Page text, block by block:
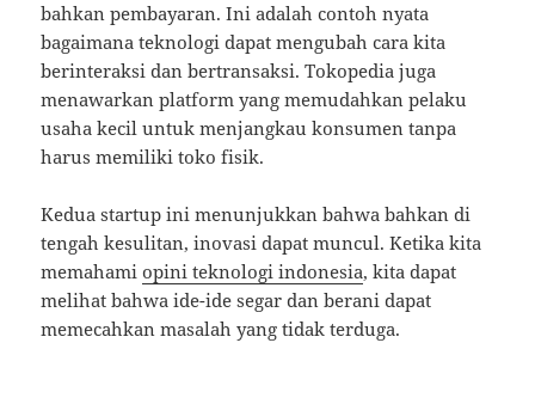
bahkan pembayaran. Ini adalah contoh nyata
bagaimana teknologi dapat mengubah cara kita
berinteraksi dan bertransaksi. Tokopedia juga
menawarkan platform yang memudahkan pelaku
usaha kecil untuk menjangkau konsumen tanpa
harus memiliki toko fisik.
Kedua startup ini menunjukkan bahwa bahkan di
tengah kesulitan, inovasi dapat muncul. Ketika kita
memahamiopini teknologi indonesia, kita dapat
melihat bahwa ide-ide segar dan berani dapat
memecahkan masalah yang tidak terduga.